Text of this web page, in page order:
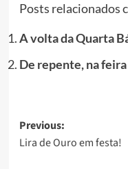
Posts relacionados
A volta da Quarta
De repente, na feira
Post
navigation
Previous:
Lira de Ouro em festa!